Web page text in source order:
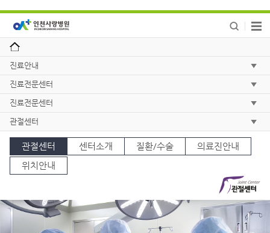
진료안내
진료전문센터
진료전문센터
관절센터
관절센터 센터소개 질환/수술
의료진안내
위치안내